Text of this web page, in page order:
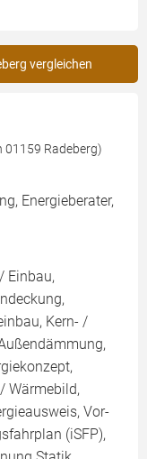
vergleichen
01159 Radeberg)
Energieberater,
Einbau,
Kern- /
Wärmebild,
Vor-
(iSFP),